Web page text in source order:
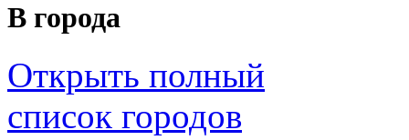
В города
Открыть полный
список городов